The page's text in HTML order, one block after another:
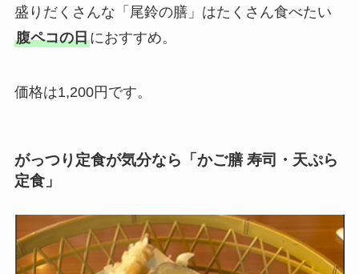
盛りだくさんな「尾鈴の膳」はたくさん食べたい
腹ペコの日におすすめ。
価格は1,200円です。
がっつり定食が気分なら「かご膳 寿司・天ぷら
定食」